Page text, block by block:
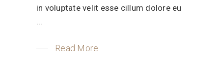
in voluptate velit esse cillum dolore eu
Read More